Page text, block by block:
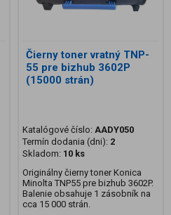
Čierny toner vratný TNP-
55 pre bizhub 3602P
(15000 strán)
Katalógové číslo: AADY050
Termín dodania (dni): 2
Skladom: 10 ks
Originálny čierny toner Konica
Minolta TNP55 pre bizhub 3602P.
Balenie obsahuje 1 zásobník na
cca 15 000 strán.